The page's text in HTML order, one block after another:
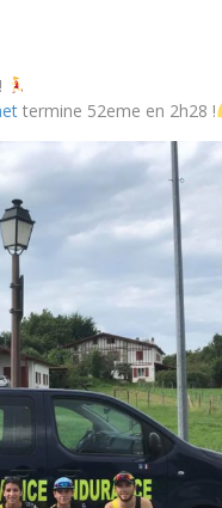
termine 52eme en 2h28 !